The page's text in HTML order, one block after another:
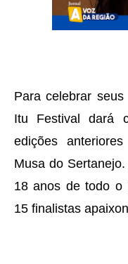
Para celebrar
Itu Festival dará
edições
Musa do
18 anos de todo o
15 finalistas